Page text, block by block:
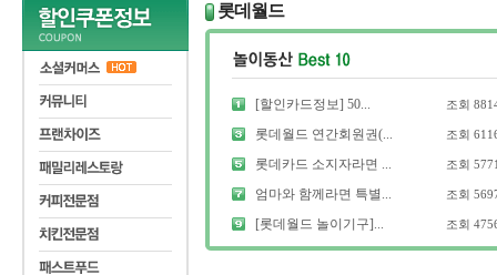
롯데월드
[할인카드정보] 50... 조회
롯데월드 연간회원권(... 조회
롯데카드 소지자라면 ... 조회
엄마와 함께라면 특별... 조회
[롯데월드 놀이기구]... 조회